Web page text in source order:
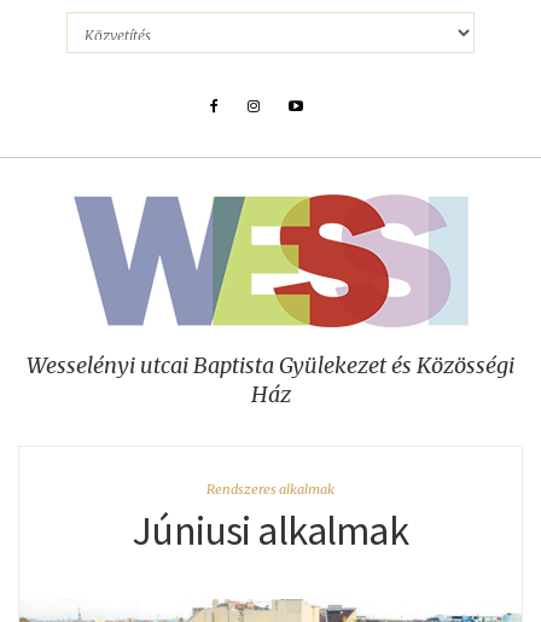
Wesselényi utcai Baptista Gyülekezet és Közösségi
Ház
Rendszeres alkalmak
Júniusi alkalmak